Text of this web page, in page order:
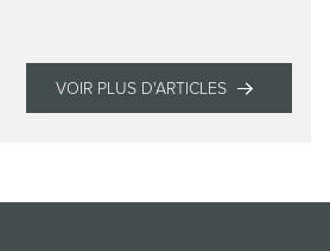
VOIR PLUS D'ARTICLES